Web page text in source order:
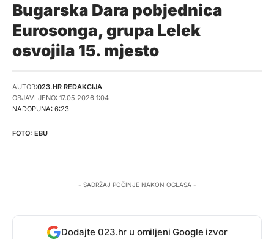
Bugarska Dara pobjednica
Eurosonga, grupa Lelek
osvojila 15. mjesto
NADOPUNA: 6:23
AUTOR:023.HR REDAKCIJA
OBJAVLJENO: 17.05.2026 1:04
EBU
- SADRŽAJ POČINJE NAKON OGLASA -
Dodajte 023.hr u omiljeni Google izvor